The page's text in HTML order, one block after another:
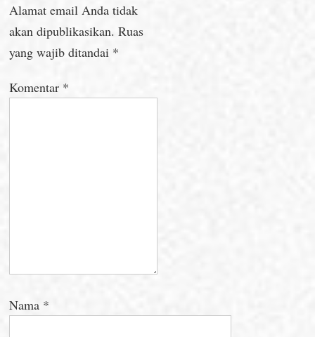
Alamat email Anda tidak
akan dipublikasikan. Ruas
yang wajib ditandai *
Komentar *
Nama *